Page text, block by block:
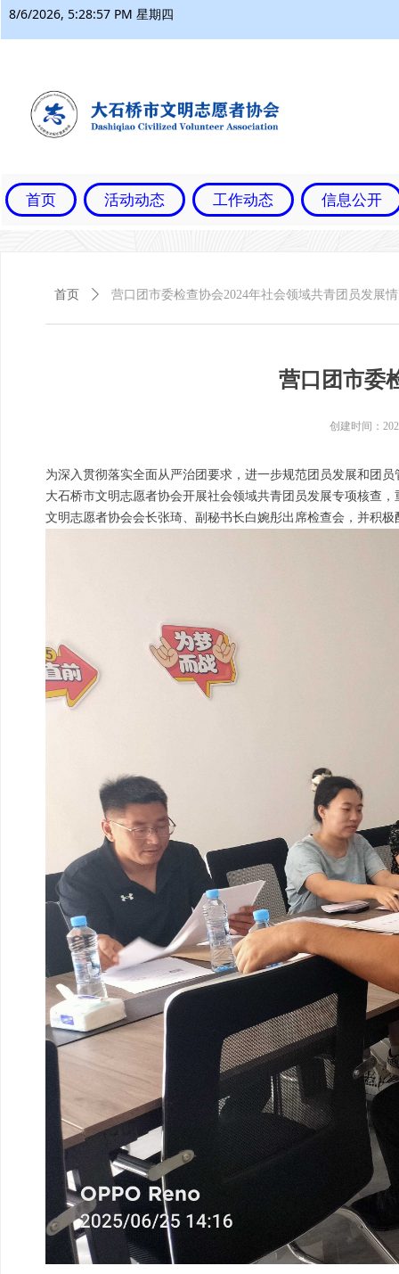
首页 活动动态 工作动态 信息公开
8/6/2026, 5:28:58 PM 星期四
营口团市委
为深入贯彻落实全面从严治团要求，进一步规范团员发展和团
大石桥市文明志愿者协会开展社会领域共青团员发展专项核查
文明志愿者协会会长张琦、副秘书长白婉彤出席检查会，并积
首页 ꄲ 营口团市委检查协会2024年社会领域共青团员发展
创建时间：